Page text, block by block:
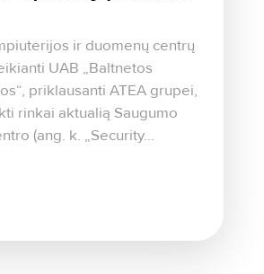
ir duomenų centrų
UAB „Baltnetos
priklausanti ATEA grupei,
rinkai aktualią Saugumo
(ang. k. „Security...